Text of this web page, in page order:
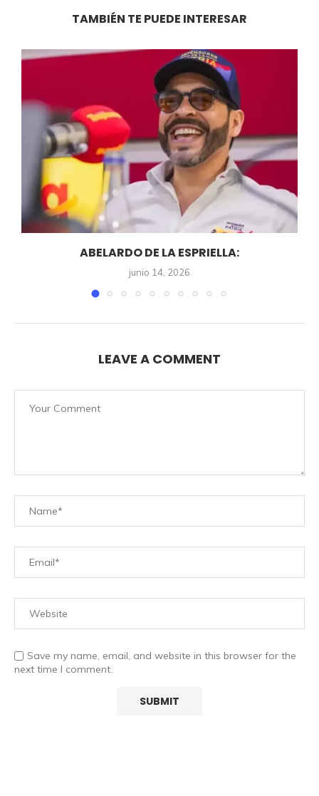
TAMBIÉN TE PUEDE INTERESAR
ABELARDO DE LA ESPRIELLA:
junio 14, 2026
LEAVE A COMMENT
Save my name, email, and website in this browser for the
next time I comment.